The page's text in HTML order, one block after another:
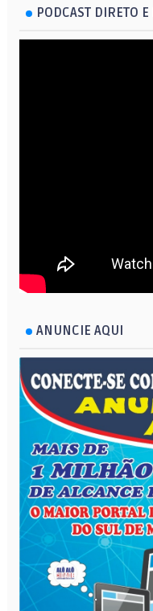
PODCAST DIRETO E
ANUNCIE AQUI